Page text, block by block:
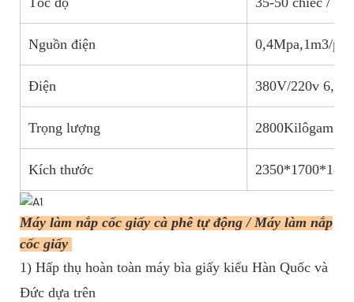
Nguồn điện 0,4Mpa,1m3/
Điện 380V/220v
Trọng lượng 2800Kilôgam
Kích thước
Máy làm nắp cốc giấy cà phê tự động / Máy làm nắp
cốc giấy
1) Hấp thụ hoàn toàn máy bìa giấy kiểu Hàn Quốc và
Đức dựa trên